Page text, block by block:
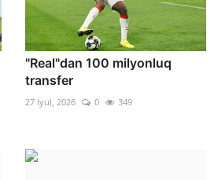
"Real"dan 100 milyonluq
transfer
27 İyul, 2026 0 349